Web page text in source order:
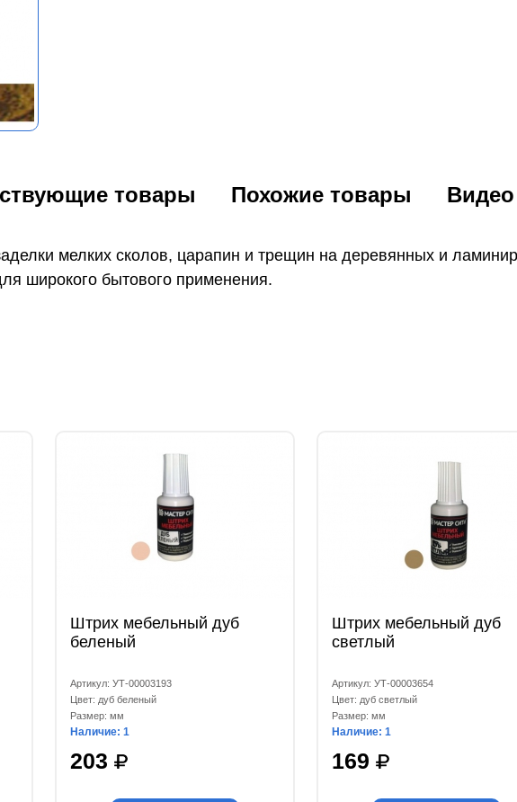
товары Похожие товары Видео
мелких сколов, царапин и трещин на деревянных и
широкого бытового применения.
Штрих мебельный дуб
беленый
Артикул: УТ-00003193
Цвет: дуб беленый
Размер: мм
Наличие: 1
203
Штрих мебельный дуб
светлый
Артикул: УТ-00003654
Цвет: дуб светлый
Размер: мм
Наличие: 1
169